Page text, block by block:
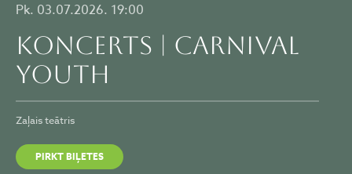
Pk. 03.07.2026. 19:00
KONCERTS | CARNIVAL
YOUTH
Zaļais teātris
PIRKT BIĻETES